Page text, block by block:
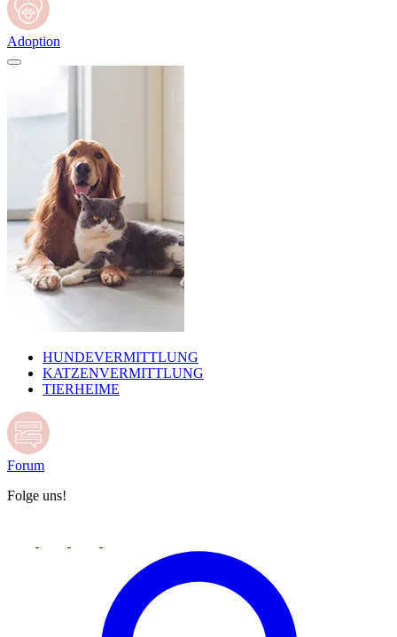
Adoption
HUNDEVERMITTLUNG
KATZENVERMITTLUNG
TIERHEIME
Forum
Folge uns!